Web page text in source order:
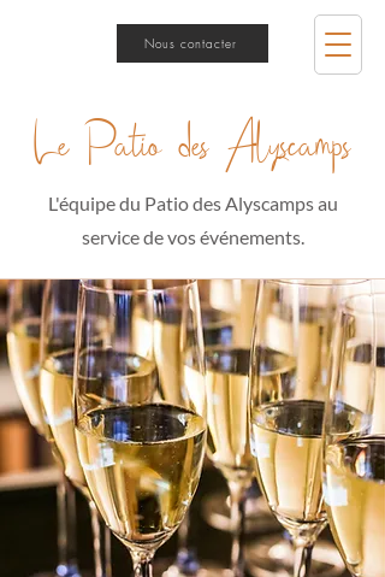
Nous contacter
Le Patio des Alyscamps
L'équipe du Patio des Alyscamps au
service de vos événements.